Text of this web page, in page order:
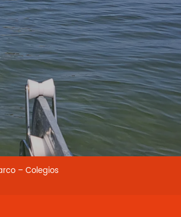
– Colegios